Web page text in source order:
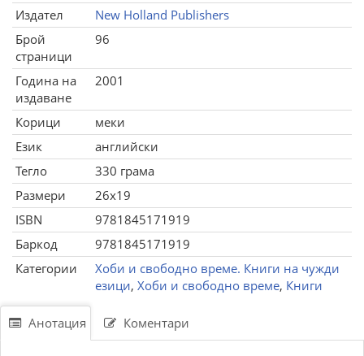
Издател
New Holland Publishers
Брой
страници
96
Година на
издаване
2001
Корици
меки
Език
английски
Тегло
330 грама
Размери
26x19
ISBN
9781845171919
Баркод
9781845171919
Категории
Хоби и свободно време. Книги на чужди
езици, Хоби и свободно време, Книги
Анотация Коментари